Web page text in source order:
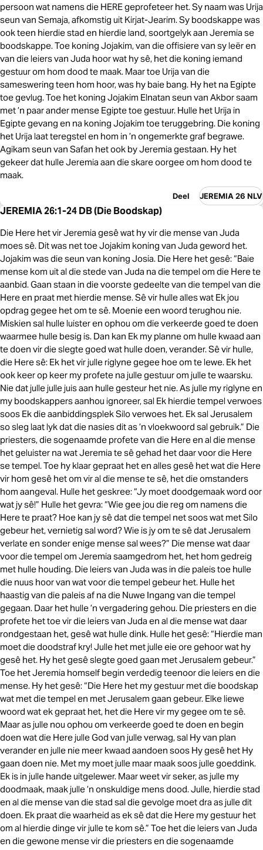
persoon wat namens die HERE geprofeteer het. Sy naam was Urija
seun van Semaja, afkomstig uit Kirjat-Jearim. Sy boodskappe was
ook teen hierdie stad en hierdie land, soortgelyk aan Jeremia se
boodskappe. Toe koning Jojakim, van die offisiere van sy leër en
van die leiers van Juda hoor wat hy sê, het die koning iemand
gestuur om hom dood te maak. Maar toe Urija van die
sameswering teen hom hoor, was hy baie bang. Hy het na Egipte
toe gevlug. Toe het koning Jojakim Elnatan seun van Akbor saam
met ’n paar ander mense Egipte toe gestuur. Hulle het Urija in
Egipte gevang en na koning Jojakim toe teruggebring. Die koning
het Urija laat teregstel en hom in ’n ongemerkte graf begrawe.
Agikam seun van Safan het ook by Jeremia gestaan. Hy het
gekeer dat hulle Jeremia aan die skare oorgee om hom dood te
maak.
Deel JEREMIA 26 NLV
JEREMIA 26:1-24 DB (Die Boodskap)
Die Here het vir Jeremia gesê wat hy vir die mense van Juda
moes sê. Dit was net toe Jojakim koning van Juda geword het.
Jojakim was die seun van koning Josia. Die Here het gesê: “Baie
mense kom uit al die stede van Juda na die tempel om die Here te
aanbid. Gaan staan in die voorste gedeelte van die tempel van die
Here en praat met hierdie mense. Sê vir hulle alles wat Ek jou
opdrag gegee het om te sê. Moenie een woord terughou nie.
Miskien sal hulle luister en ophou om die verkeerde goed te doen
waarmee hulle besig is. Dan kan Ek my planne om hulle kwaad aan
te doen vir die slegte goed wat hulle doen, verander. Sê vir hulle,
die Here sê: Ek het vir julle riglyne gegee hoe om te lewe. Ek het
ook keer op keer my profete na julle gestuur om julle te waarsku.
Nie dat julle julle juis aan hulle gesteur het nie. As julle my riglyne en
my boodskappers aanhou ignoreer, sal Ek hierdie tempel verwoes
soos Ek die aanbiddingsplek Silo verwoes het. Ek sal Jerusalem
so sleg laat lyk dat die nasies dit as ’n vloekwoord sal gebruik.” Die
priesters, die sogenaamde profete van die Here en al die mense
het geluister na wat Jeremia te sê gehad het daar voor die Here
se tempel. Toe hy klaar gepraat het en alles gesê het wat die Here
vir hom gesê het om vir al die mense te sê, het die omstanders
hom aangeval. Hulle het geskree: “Jy moet doodgemaak word oor
wat jy sê!” Hulle het gevra: “Wie gee jou die reg om namens die
Here te praat? Hoe kan jy sê dat die tempel net soos wat met Silo
gebeur het, vernietig sal word? Wie is jy om te sê dat Jerusalem
verlate en sonder enige mense sal wees?” Die mense wat daar
voor die tempel om Jeremia saamgedrom het, het hom gedreig
met hulle houding. Die leiers van Juda was in die paleis toe hulle
die nuus hoor van wat voor die tempel gebeur het. Hulle het
haastig van die paleis af na die Nuwe Ingang van die tempel
gegaan. Daar het hulle ’n vergadering gehou. Die priesters en die
profete het toe vir die leiers van Juda en al die mense wat daar
rondgestaan het, gesê wat hulle dink. Hulle het gesê: “Hierdie man
moet die doodstraf kry! Julle het met julle eie ore gehoor wat hy
gesê het. Hy het gesê slegte goed gaan met Jerusalem gebeur.”
Toe het Jeremia homself begin verdedig teenoor die leiers en die
mense. Hy het gesê: “Die Here het my gestuur met die boodskap
wat met die tempel en met Jerusalem gaan gebeur. Elke liewe
woord wat ek gepraat het, het die Here vir my gegee om te sê.
Maar as julle nou ophou om verkeerde goed te doen en begin
doen wat die Here julle God van julle verwag, sal Hy van plan
verander en julle nie meer kwaad aandoen soos Hy gesê het Hy
gaan doen nie. Met my moet julle maar maak soos julle goeddink.
Ek is in julle hande uitgelewer. Maar weet vir seker, as julle my
doodmaak, maak julle ’n onskuldige mens dood. Julle, hierdie stad
en al die mense van die stad sal die gevolge moet dra as julle dit
doen. Ek praat die waarheid as ek sê dat die Here my gestuur het
om al hierdie dinge vir julle te kom sê.” Toe het die leiers van Juda
en die gewone mense vir die priesters en die sogenaamde